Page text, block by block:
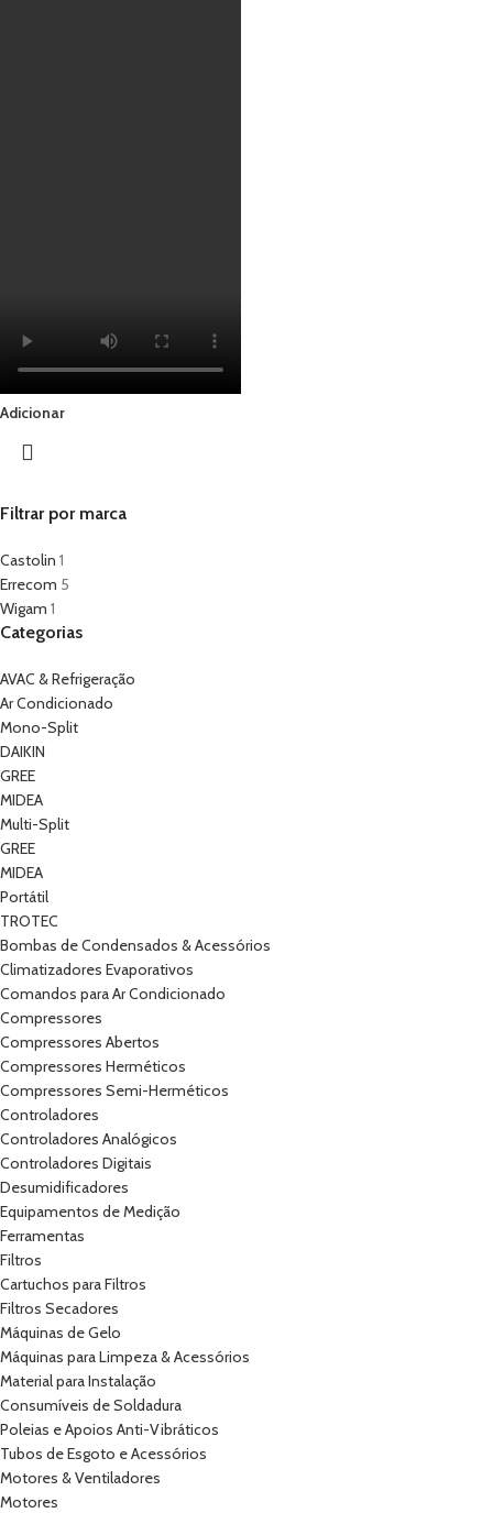
Filtrar por marca
Castolin 1
Errecom 5
Wigam 1
Categorias
AVAC & Refrigeração
Ar Condicionado
Mono-Split
DAIKIN
GREE
MIDEA
Multi-Split
GREE
MIDEA
Portátil
TROTEC
Bombas de Condensados & Acessórios
Climatizadores Evaporativos
Comandos para Ar Condicionado
Compressores
Compressores Abertos
Compressores Herméticos
Compressores Semi-Herméticos
Controladores
Controladores Analógicos
Controladores Digitais
Desumidificadores
Equipamentos de Medição
Ferramentas
Filtros
Cartuchos para Filtros
Filtros Secadores
Máquinas de Gelo
Máquinas para Limpeza & Acessórios
Material para Instalação
Consumíveis de Soldadura
Poleias e Apoios Anti-Vibráticos
Tubos de Esgoto e Acessórios
Motores & Ventiladores
Motores
Adicionar